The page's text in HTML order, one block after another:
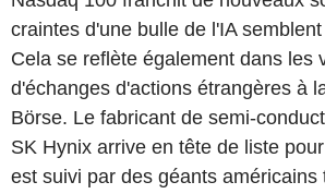
craintes d'une bulle de l'IA
Cela se reflète également dans les
d'échanges d'actions étrangères à
Börse. Le fabricant de semi-
SK Hynix arrive en tête de liste
est suivi par des géants américains